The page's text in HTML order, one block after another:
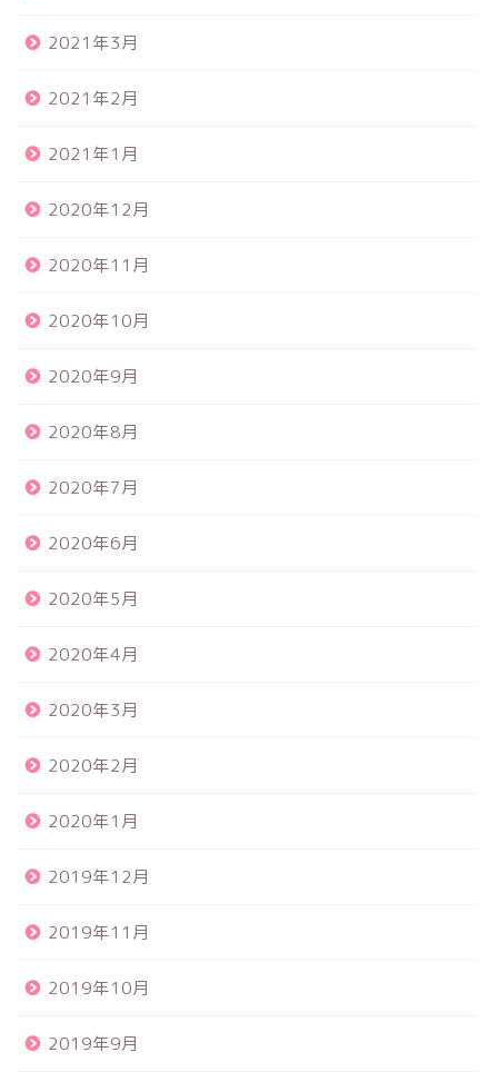
2021年3月
2021年2月
2021年1月
2020年12月
2020年11月
2020年10月
2020年9月
2020年8月
2020年7月
2020年6月
2020年5月
2020年4月
2020年3月
2020年2月
2020年1月
2019年12月
2019年11月
2019年10月
2019年9月